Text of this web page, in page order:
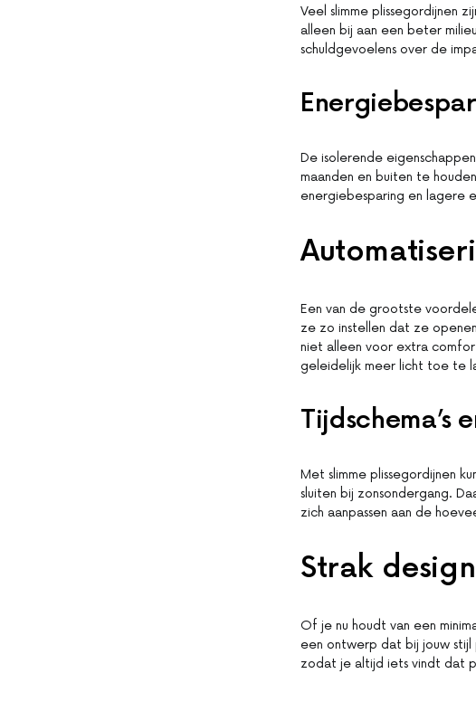
Veel slimme plissegordijnen
alleen bij aan een beter
schuldgevoelens over de
De isolerende
maanden en buiten te
energiebesparing en lagere
Een van de grootste
ze zo instellen dat ze
niet alleen voor extra
geleidelijk meer licht toe te
Tijdschema’s
Met slimme plissegordijnen
sluiten bij zonsondergang.
zich aanpassen aan de
Strak
Of je nu houdt van een
een ontwerp dat bij jouw stijl
zodat je altijd iets vindt dat